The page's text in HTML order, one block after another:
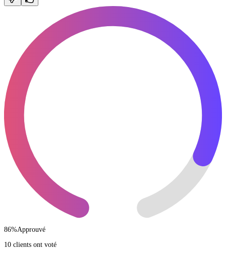
86%Approuvé
10 clients ont voté